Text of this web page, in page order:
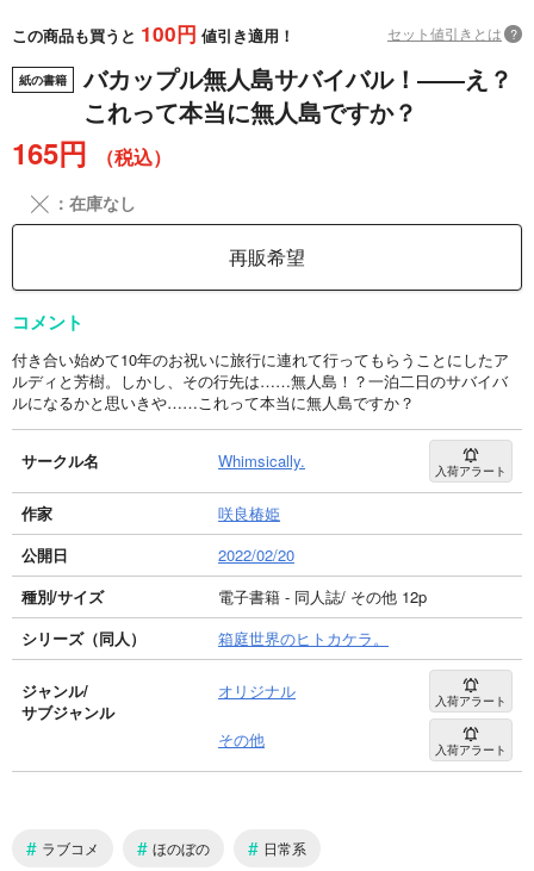
この商品も買うと 100円 値引き適用！ セット値引きとは ?
紙の書籍
バカップル無人島サバイバル！――え？
これって本当に無人島ですか？
165円 （税込）
╳ ：在庫なし
再販希望
コメント
付き合い始めて10年のお祝いに旅行に連れて行ってもらうことにしたア
ルディと芳樹。しかし、その行先は……無人島！？一泊二日のサバイバ
ルになるかと思いきや……これって本当に無人島ですか？
サークル名 Whimsically. 入荷アラート
作家
咲良椿姫
公開日
2022/02/20
種別/サイズ
電子書籍 - 同人誌/ その他 12p
シリーズ（同人）
箱庭世界のヒトカケラ。
ジャンル/
サブジャンル
オリジナル 入荷アラート
その他 入荷アラート
# ラブコメ # ほのぼの # 日常系